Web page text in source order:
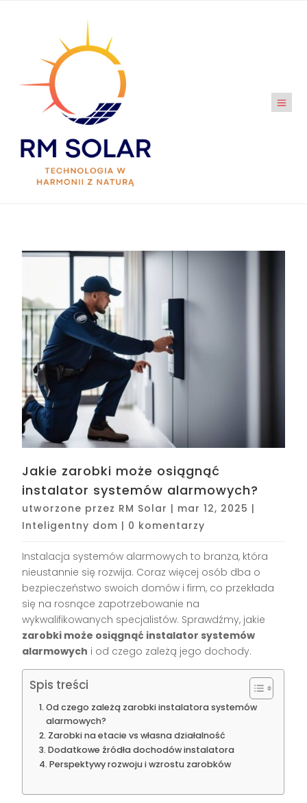
Jakie zarobki może osiągnąć
instalator systemów alarmowych?
utworzone przez RM Solar | mar 12, 2025 |
Inteligentny dom | 0 komentarzy
Instalacja systemów alarmowych to branża, która
nieustannie się rozwija. Coraz więcej osób dba o
bezpieczeństwo swoich domów i firm, co przekłada
się na rosnące zapotrzebowanie na
wykwalifikowanych specjalistów. Sprawdźmy, jakie
zarobki może osiągnąć instalator systemów
alarmowych i od czego zależą jego dochody.
Spis treści
Od czego zależą zarobki instalatora systemów
alarmowych?
Zarobki na etacie vs własna działalność
Dodatkowe źródła dochodów instalatora
Perspektywy rozwoju i wzrostu zarobków